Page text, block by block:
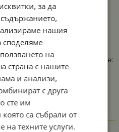
см
3035 см
70-80 дни
дка
на почвата за поникване:
за да
нашия
споделяме
на
страна с нашите
и анализи,
с друга
сте им
са събрали от
на техните услуги.